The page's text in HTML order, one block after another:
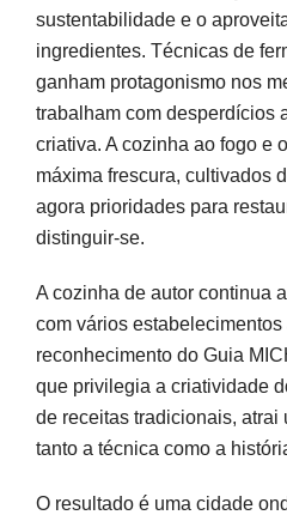
sustentabilidade e o
ingredientes. Técnicas de
ganham protagonismo nos
trabalham com desperdícios
criativa. A cozinha ao fogo e
máxima frescura, cultivados
agora prioridades para
distinguir-se.
A cozinha de autor continua
com vários
reconhecimento do Guia
que privilegia a criatividade
de receitas tradicionais, atrai
tanto a técnica como a
O resultado é uma cidade